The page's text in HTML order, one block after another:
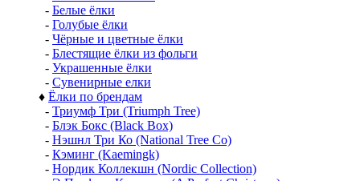
- Белые ёлки
- Голубые ёлки
- Чёрные и цветные ёлки
- Блестящие ёлки из фольги
- Украшенные ёлки
- Сувенирные елки
♦ Ёлки по брендам
- Триумф Три (Triumph Tree)
- Блэк Бокс (Black Box)
- Нэшнл Три Ко (National Tree Co)
- Кэминг (Kaemingk)
- Нордик Коллекшн (Nordic Collection)